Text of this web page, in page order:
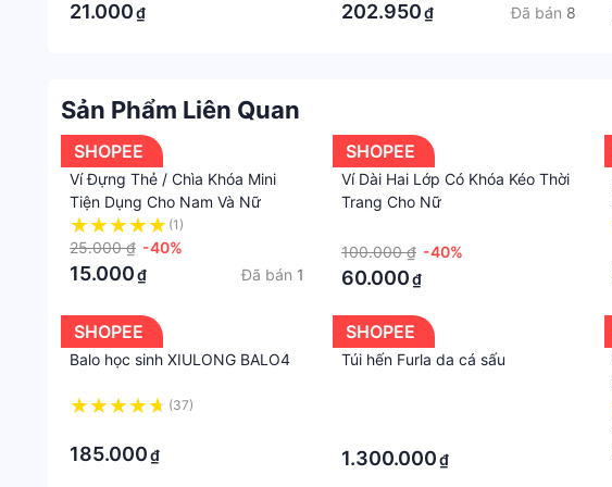
21.000₫ 202.950₫ Đã bán 8
Sản Phẩm Liên Quan
SHOPEE
Ví Đựng Thẻ / Chìa Khóa Mini
Tiện Dụng Cho Nam Và Nữ
(1)
25.000 ₫ -40%
15.000₫ Đã bán 1
SHOPEE
Ví Dài Hai Lớp Có Khóa Kéo Thời
Trang Cho Nữ
100.000 ₫ -40%
60.000₫
SHOPEE
Balo học sinh XIULONG BALO4
(37)
185.000₫
SHOPEE
Túi hến Furla da cá sấu
1.300.000₫